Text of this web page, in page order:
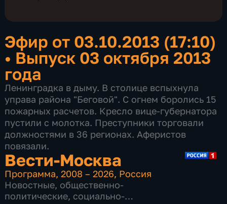
Эфир от 03.10.2013 (17:10)
• Выпуск 03 октября 2013
года
Ленинградка в дыму. В столице вспыхнула
управа района "Беговой". С огнем боролись 15
пожарных расчетов. Кресло вице-губернатора
пустили с молотка. Преступники торговали
должностями в 36 регионах. Аферистов
повязали.
Вести-Москва
Программа,2008 – 2026, Россия
Новостные, общественно-
политические, социально-